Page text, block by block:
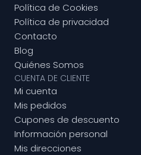
Política de Cookies
Política de privacidad
Contacto
Blog
Quiénes Somos
CUENTA DE CLIENTE
Mi cuenta
Mis pedidos
Cupones de descuento
Información personal
Mis direcciones